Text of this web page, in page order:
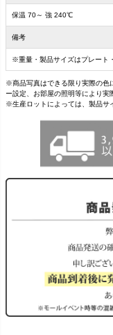
保温 70～ 強 240℃
備考
※重量・製品サイズはプレート
※商品写真はできる限り実際の色
ー設定、お部屋の照明等により実
※生産ロットによっては、製品サ